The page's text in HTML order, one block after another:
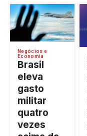
Negócios e
Economia
Brasil
eleva
gasto
militar
quatro
vezes